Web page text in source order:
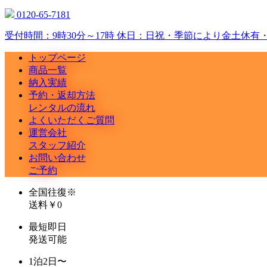
0120-65-7181
受付時間：9時30分～17時 休日：日祝・季節により金土休有
トップページ
商品一覧
納入実績
予約・返却方法
レンタルの流れ
よくいただくご質問
運営会社
スタッフ紹介
お問い合わせ
ご予約
全国往復※
送料￥0
最短即日
発送可能
1泊2日〜